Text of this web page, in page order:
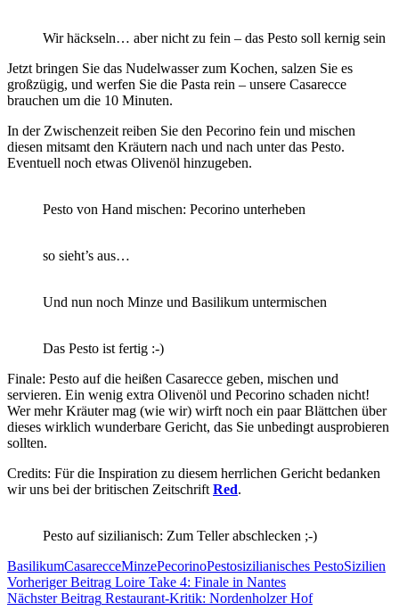
Wir häckseln… aber nicht zu fein – das Pesto soll kernig sein
Jetzt bringen Sie das Nudelwasser zum Kochen, salzen Sie es
großzügig, und werfen Sie die Pasta rein – unsere Casarecce
brauchen um die 10 Minuten.
In der Zwischenzeit reiben Sie den Pecorino fein und mischen
diesen mitsamt den Kräutern nach und nach unter das Pesto.
Eventuell noch etwas Olivenöl hinzugeben.
Pesto von Hand mischen: Pecorino unterheben
so sieht’s aus…
Und nun noch Minze und Basilikum untermischen
Das Pesto ist fertig :-)
Finale: Pesto auf die heißen Casarecce geben, mischen und
servieren. Ein wenig extra Olivenöl und Pecorino schaden nicht!
Wer mehr Kräuter mag (wie wir) wirft noch ein paar Blättchen über
dieses wirklich wunderbare Gericht, das Sie unbedingt ausprobieren
sollten.
Credits: Für die Inspiration zu diesem herrlichen Gericht bedanken
wir uns bei der britischen Zeitschrift Red.
Pesto auf sizilianisch: Zum Teller abschlecken ;-)
BasilikumCasarecceMinzePecorinoPestosizilianisches PestoSizilien
Beitragsnavigation
Vorheriger Beitrag Loire Take 4: Finale in Nantes
Nächster Beitrag Restaurant-Kritik: Nordenholzer Hof